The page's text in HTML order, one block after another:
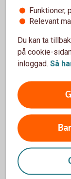
eller ring.
Läs mer om
dig som
Bedrägerier
Funktioner,
Relevant
Du kan ta
på cookie-
inloggad. Så